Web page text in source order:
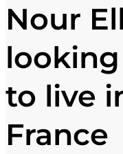
Nour
to live
France